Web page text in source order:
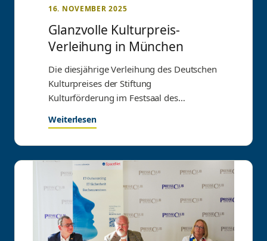
16. NOVEMBER 2025
Glanzvolle Kulturpreis-
Verleihung in München
Die diesjährige Verleihung des Deutschen
Kulturpreises der Stiftung
Kulturförderung im Festsaal des
als nur…
Weiterlesen